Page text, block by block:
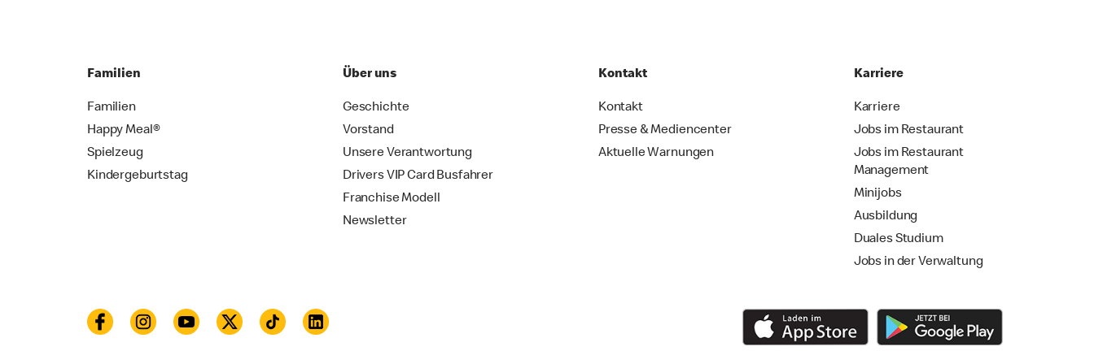
Familien
Familien
Happy Meal®
Spielzeug
Kindergeburtstag
Über uns
Geschichte
Vorstand
Unsere Verantwortung
Drivers VIP Card Busfahrer
Franchise Modell
Newsletter
Kontakt
Kontakt
Presse & Mediencenter
Aktuelle Warnungen
Karriere
Karriere
Jobs im Restaurant
Jobs im Restaurant
Management
Minijobs
Ausbildung
Duales Studium
Jobs in der Verwaltung